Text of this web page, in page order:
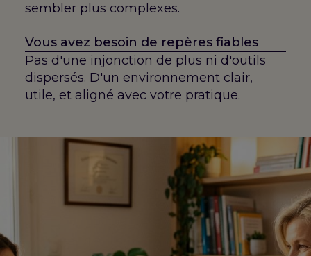
sembler plus complexes.
Vous avez besoin de repères fiables
Pas d'une injonction de plus ni d'outils
dispersés. D'un environnement clair,
utile, et aligné avec votre pratique.